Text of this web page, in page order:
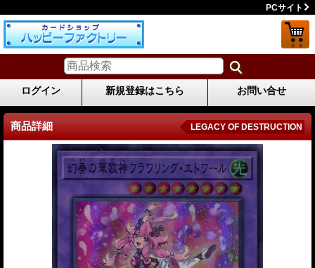
PCサイト
ログイン 新規登録はこちら お問い合せ
商品詳細 LEGACY OF DESTRUCTION